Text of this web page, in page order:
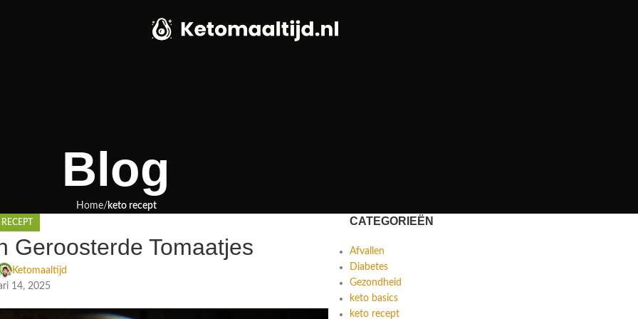
Blog
Home keto recept
Geroosterde Tomaatjes
Ketomaaltijd
14, 2025
CATEGORIEËN
Afvallen
Diabetes
Gezondheid
keto basics
keto recept